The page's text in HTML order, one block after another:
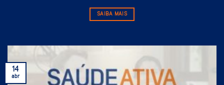
SAIBA MAIS
14
abr